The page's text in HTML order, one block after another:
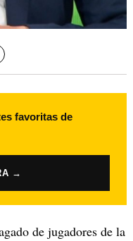
favoritas de
→
de jugadores de la